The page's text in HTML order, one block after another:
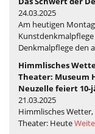
24.03.2025
Am heutigen
Denkmalpflege den
Himmlisches
Theater: Museum
Neuzelle feiert 10-
21.03.2025
Himmlisches
Theater: Heute